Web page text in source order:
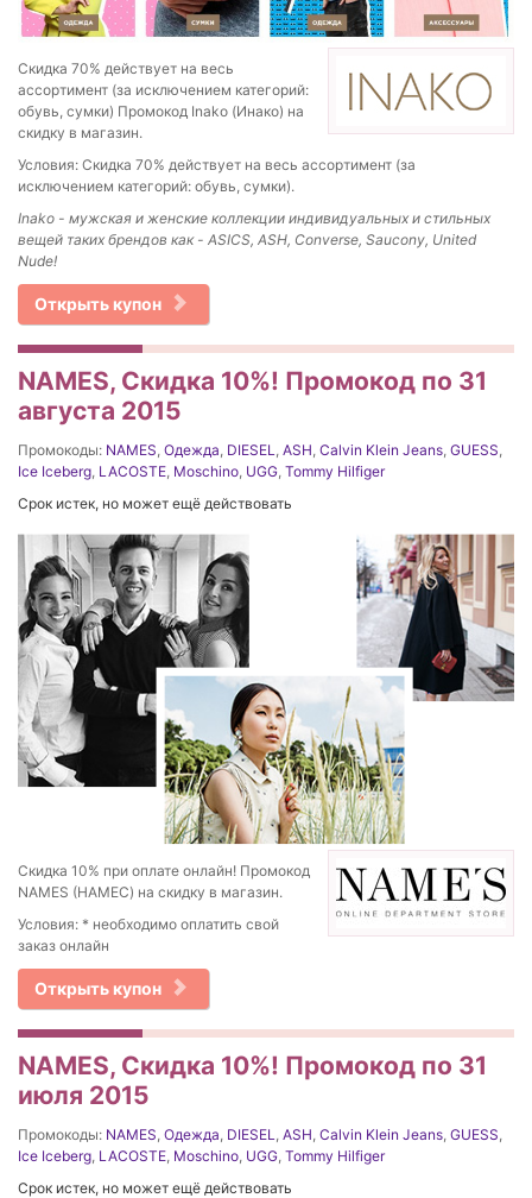
Скидка 70% действует на весь
ассортимент (за исключением категорий:
обувь, сумки) Промокод Inako (Инако) на
скидку в магазин.
Условия: Скидка 70% действует на весь ассортимент (за
исключением категорий: обувь, сумки).
Inako - мужская и женские коллекции индивидуальных и стильных
вещей таких брендов как - ASICS, ASH, Converse, Saucony, United
Nude!
Открыть купон
NAMES, Скидка 10%! Промокод по 31
августа 2015
Промокоды: NAMES Одежда DIESEL ASH Calvin Klein Jeans GUESS
Ice Iceberg LACOSTE Moschino UGG Tommy Hilfiger
Срок истек, но может ещё действовать
Скидка 10% при оплате онлайн! Промокод
NAMES (НАМЕС) на скидку в магазин.
Условия: * необходимо оплатить свой
заказ онлайн
Открыть купон
NAMES, Скидка 10%! Промокод по 31
июля 2015
Промокоды: NAMES Одежда DIESEL ASH Calvin Klein Jeans GUESS
Ice Iceberg LACOSTE Moschino UGG Tommy Hilfiger
Срок истек, но может ещё действовать